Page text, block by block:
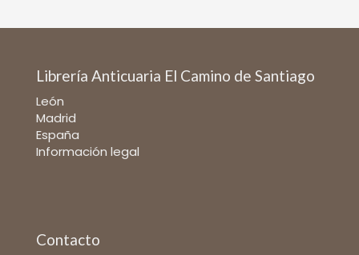
Librería Anticuaria El Camino de Santiago
León
Madrid
España
Información legal
Contacto